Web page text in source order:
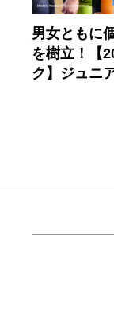
男女ともに
を樹立！【
ク】ジュニ